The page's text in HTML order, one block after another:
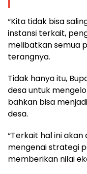
“Kita tidak bisa
instansi terkait,
melibatkan semua
terangnya.
Tidak hanya itu,
desa untuk
bahkan bisa
desa.
“Terkait hal ini
mengenai strategi
memberikan nilai